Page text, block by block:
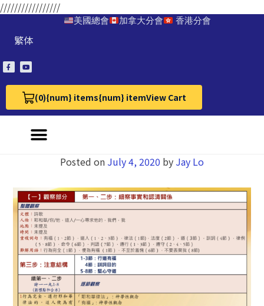
/////////////////
美國總會 加拿大分會 香港分會
繁体
(0)
View Cart 0{num} items{num} itemView Cart
Posted on July 4, 2020 by Jay Lo